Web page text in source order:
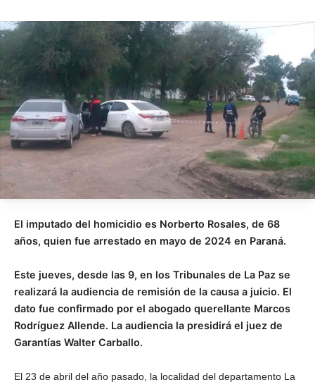
El imputado del homicidio es Norberto Rosales, de 68
años, quien fue arrestado en mayo de 2024 en Paraná.
Este jueves, desde las 9, en los Tribunales de La Paz se
realizará la audiencia de remisión de la causa a juicio. El
dato fue confirmado por el abogado querellante Marcos
Rodríguez Allende. La audiencia la presidirá el juez de
Garantías Walter Carballo.
El 23 de abril del año pasado, la localidad del departamento La